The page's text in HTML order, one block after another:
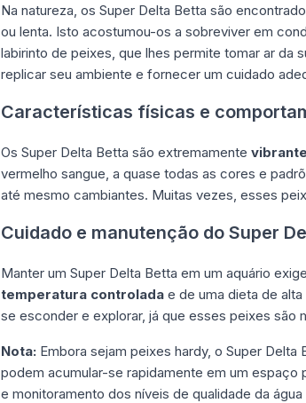
Na natureza, os Super Delta Betta são
ou lenta. Isto acostumou-os a sobreviver em
labirinto de peixes, que lhes permite tomar ar da
replicar seu ambiente e fornecer um cuidado
Características físicas e
Os Super Delta Betta são extremamente
vermelho sangue, a quase todas as cores e
até mesmo cambiantes. Muitas vezes, esses
Cuidado e manutenção do Super
Manter um Super Delta Betta em um aquário
temperatura controlada e de uma dieta de
se esconder e explorar, já que esses peixes são
Nota: Embora sejam peixes hardy, o Super
podem acumular-se rapidamente em um espaço
e monitoramento dos níveis de qualidade da